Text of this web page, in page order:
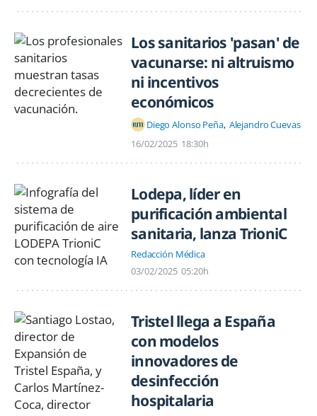
Los sanitarios 'pasan' de
vacunarse: ni altruismo
ni incentivos
económicos
Diego Alonso Peña Alejandro Cuevas
16/02/2025 18:30h
Lodepa, líder en
purificación ambiental
sanitaria, lanza TrioniC
Redacción Médica
03/02/2025 05:20h
Tristel llega a España
con modelos
innovadores de
desinfección
hospitalaria